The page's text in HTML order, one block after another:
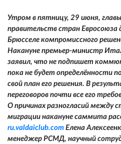
Утром в пятницу, 29 июня,
правительств стран Евросоюза
Брюсселе компромиссного
Накануне премьер-министр
заявил, что не подпишет
пока не будет определённости
свой план его решения. В
переговоров почти все его
О причинах разногласий между
миграции накануне саммита
ru.valdaiclub.com Елена
менеджер РСМД, научный